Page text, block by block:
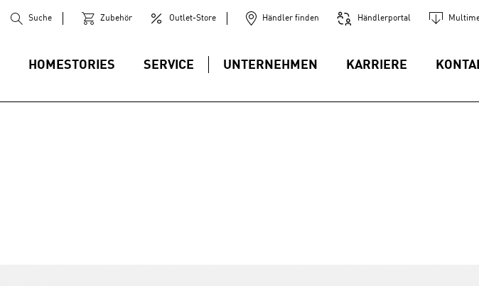
Suche Zubehör Outlet-Store Händler finden Händlerportal
HOMESTORIES SERVICE UNTERNEHMEN KARRIERE